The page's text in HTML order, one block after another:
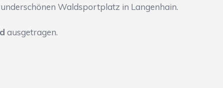
Waldsportplatz in Langenhain.
ausgetragen.